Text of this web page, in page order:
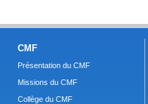
CMF
Présentation du CMF
Missions du CMF
Collège du CMF